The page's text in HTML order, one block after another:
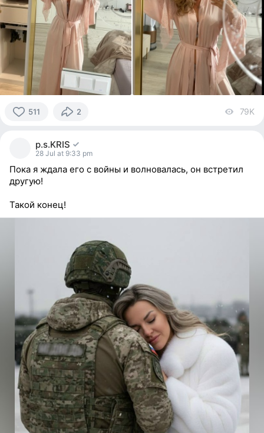
511 2 79K
p.s.KRIS
28 Jul at 9:33 pm
Пока я ждала его с войны и волновалась, он встретил
другую!
Такой конец!